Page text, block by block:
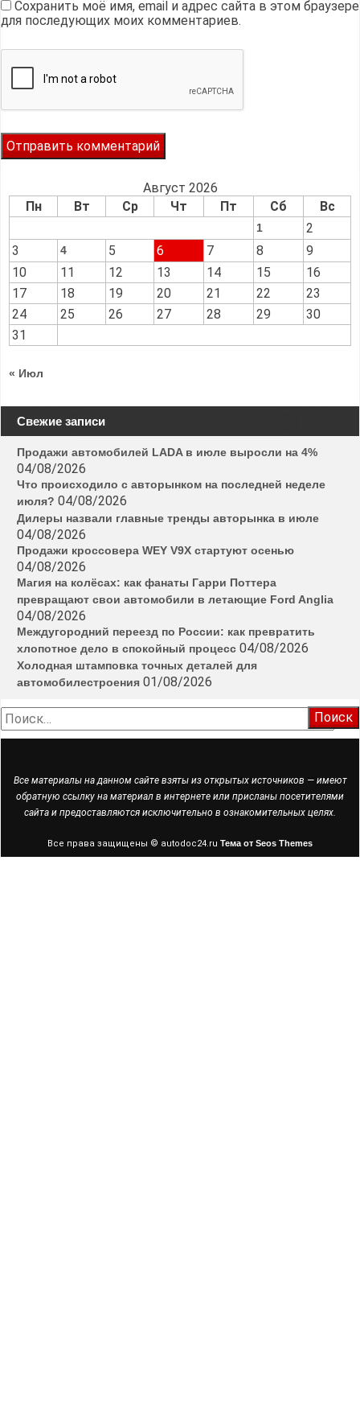
Сохранить моё имя, email и адрес сайта в этом браузере
для последующих моих комментариев.
Август 2026
Пн
Вт Ср Чт Пт Сб Вс
1
2
3
4 5 6 7 8
9
10
11 12 13 14 15
16
17
18 19 20 21 22
23
24
25 26 27 28 29
30
31
« Июл
Свежие записи
Продажи автомобилей LADA в июле выросли на 4%
04/08/2026
Что происходило с авторынком на последней неделе
июля? 04/08/2026
Дилеры назвали главные тренды авторынка в июле
04/08/2026
Продажи кроссовера WEY V9X стартуют осенью
04/08/2026
Магия на колёсах: как фанаты Гарри Поттера
превращают свои автомобили в летающие Ford Anglia
04/08/2026
Междугородний переезд по России: как превратить
хлопотное дело в спокойный процесс 04/08/2026
Холодная штамповка точных деталей для
автомобилестроения 01/08/2026
Найти:
Все материалы на данном сайте взяты из открытых источников — имеют
обратную ссылку на материал в интернете или присланы посетителями
сайта и предоставляются исключительно в ознакомительных целях.
Все права защищены © autodoc24.ru Тема от Seos Themes